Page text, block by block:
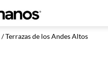
/ Terrazas de los Andes Altos